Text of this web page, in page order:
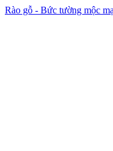
Rào gỗ - Bức tường mộc